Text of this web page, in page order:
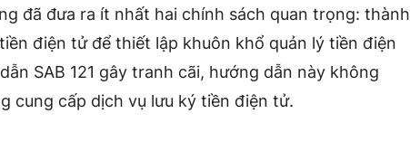
đã đưa ra ít nhất hai chính sách quan trọng: thành
điện tử để thiết lập khuôn khổ quản lý tiền điện
SAB 121 gây tranh cãi, hướng dẫn này không
cung cấp dịch vụ lưu ký tiền điện tử.